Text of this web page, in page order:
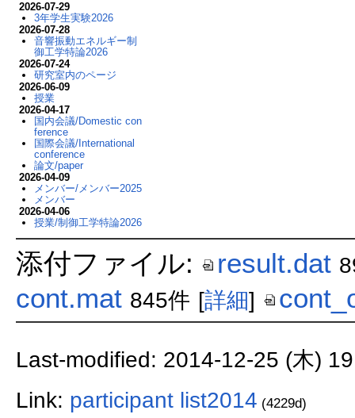
2026-07-29
3年学生実験2026
2026-07-28
音響振動エネルギー制
御工学特論2026
2026-07-24
研究室内のページ
2026-06-09
授業
2026-04-17
国内会議/Domestic con
ference
国際会議/International
conference
論文/paper
2026-04-09
メンバー/メンバー2025
メンバー
2026-04-06
授業/制御工学特論2026
添付ファイル: result.dat
cont.mat 845件 [詳細]
Last-modified: 2014-12-25 (木)
Link: participant list2014 (4229d)